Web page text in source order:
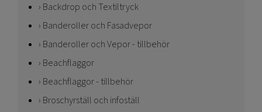
Backdrop och Textiltryck
Banderoller och Fasadvepor
Banderoller och Vepor - tillbehör
Beachflaggor
Beachflaggor - tillbehör
Broschyrställ och infoställ